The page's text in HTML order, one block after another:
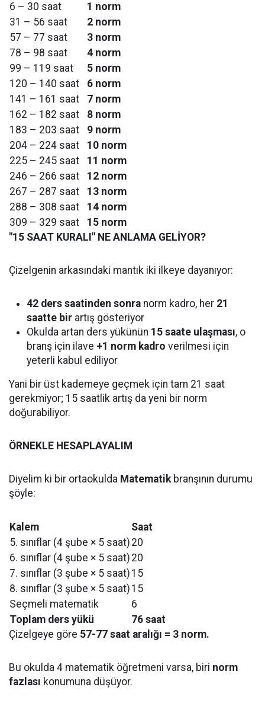
6 – 30 saat
1 norm
31 – 56 saat
2 norm
57 – 77 saat
3 norm
78 – 98 saat
4 norm
99 – 119 saat
5 norm
120 – 140 saat
6 norm
141 – 161 saat
7 norm
162 – 182 saat
8 norm
183 – 203 saat
9 norm
204 – 224 saat
10 norm
225 – 245 saat
11 norm
246 – 266 saat
12 norm
267 – 287 saat
13 norm
288 – 308 saat
14 norm
309 – 329 saat
15 norm
"15 SAAT KURALI" NE ANLAMA GELİYOR?
Çizelgenin arkasındaki mantık iki ilkeye dayanıyor:
42 ders saatinden sonra norm kadro, her 21
saatte bir artış gösteriyor
Okulda artan ders yükünün 15 saate ulaşması, o
branş için ilave +1 norm kadro verilmesi için
yeterli kabul ediliyor
Yani bir üst kademeye geçmek için tam 21 saat
gerekmiyor; 15 saatlik artış da yeni bir norm
doğurabiliyor.
ÖRNEKLE HESAPLAYALIM
Diyelim ki bir ortaokulda Matematikbranşının durumu
şöyle:
Kalem
Saat
5. sınıflar (4 şube × 5 saat) 20
6. sınıflar (4 şube × 5 saat) 20
7. sınıflar (3 şube × 5 saat) 15
8. sınıflar (3 şube × 5 saat) 15
Seçmeli matematik
6
Toplam ders yükü
76 saat
Çizelgeye göre 57-77 saat aralığı = 3 norm.
Bu okulda 4 matematik öğretmeni varsa, biri norm
fazlası konumuna düşüyor.